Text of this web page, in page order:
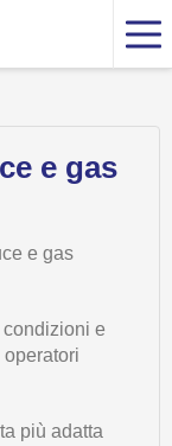
e gas
e gas
e
più adatta